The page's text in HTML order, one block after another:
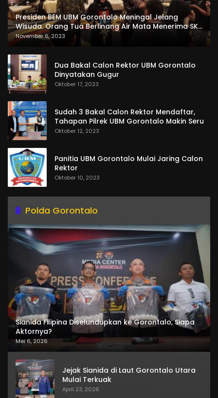
Presiden BEM UBM Gorontalo Meningal Jelang
Wisuda. Orang Tua Berlinang Air Mata Menerima SKL
dan Pemasangan Salempang
November 6, 2023
Dua Bakal Calon Rektor UBM Gorontalo
Dinyatakan Gugur
Oktober 17, 2023
Sudah 3 Bakal Calon Rektor Mendaftar,
Tahapan Pilrek UBM Gorontalo Makin Seru
Oktober 12, 2023
Panitia UBM Gorontalo Mulai Jaring Calon
Rektor
Oktober 10, 2023
Polda Gorontalo
Sianida Filipina Diselundupkan ke Gorontalo, Siapa
Aktornya?
Mei 6, 2026
Jejak Sianida di Laut Gorontalo Utara
Mulai Terkuak
April 23, 2026